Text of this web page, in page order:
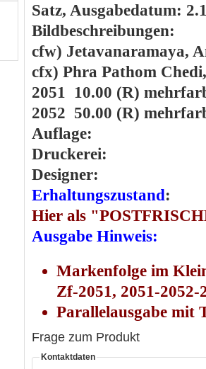
Satz, Ausgabedatum:
Bildbeschreibungen:
cfw) Jetavanaramaya,
cfx) Phra Pathom
2051 10.00 (R)
2052 50.00 (R)
Auflage:
Druckerei:
Designer:
Erhaltungszustand:
Hier als
Ausgabe Hinweis:
Markenfolge im
Zf-2051, 2051-2052-
Parallelausgabe mit
Frage zum Produkt
Kontaktdaten